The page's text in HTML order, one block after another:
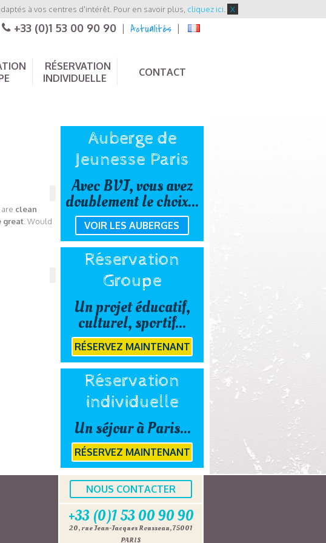
à vos centres d'intérêt. Pour en savoir plus, cliquez ici X
+33 (0)1 53 00 90 90 Actualités
RÉSERVATION
INDIVIDUELLE
CONTACT
clean
great. Would
Auberge de
Jeunesse Paris
Avec BVJ, vous avez
doublement le choix...
VOIR LES AUBERGES
Réservation
Groupe
Un projet éducatif,
culturel, sportif...
RÉSERVEZ MAINTENANT
Réservation
individuelle
Un séjour à Paris...
RÉSERVEZ MAINTENANT
NOUS CONTACTER
+33 (0)1 53 00 90 90
20, rue Jean-Jacques Rousseau, 75001
PARIS